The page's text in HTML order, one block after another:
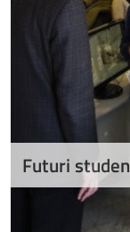
Futuri